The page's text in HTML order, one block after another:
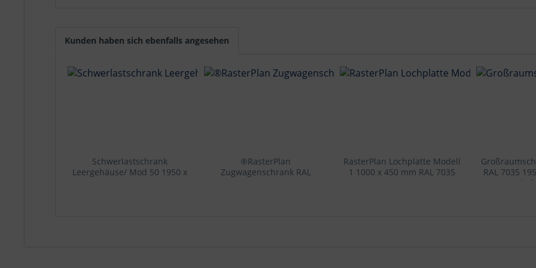
Kunden haben sich ebenfalls angesehen
Schwerlastschrank
Leergehäuse/ Mod 50 1950 x
®RasterPlan
Zugwagenschrank RAL
RasterPlan Lochplatte Modell
1 1000 x 450 mm RAL 7035
RAL 7035
mm.